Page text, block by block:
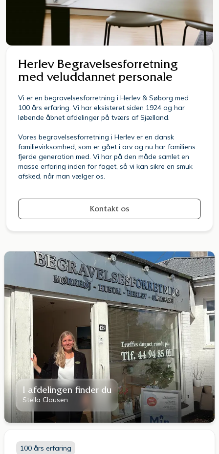
Herlev Begravelsesforretning
med veluddannet personale
Vi er en begravelsesforretning i Herlev & Søborg med
100 års erfaring. Vi har eksisteret siden 1924 og har
løbende åbnet afdelinger på tværs af Sjælland.
Vores begravelsesforretning i Herlev er en dansk
familievirksomhed, som er gået i arv og nu har familiens
fjerde generation med. Vi har på den måde samlet en
masse erfaring inden for faget, så vi kan sikre en smuk
afsked, når man vælger os.
Kontakt os
I afdelingen finder du
Stella Clausen
100 års erfaring